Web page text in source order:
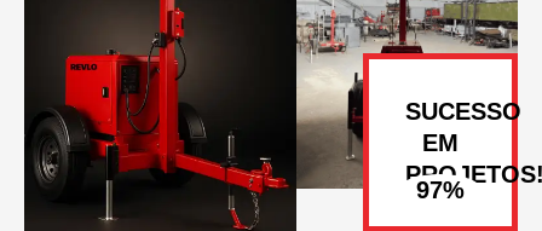
SUCESSO
EM